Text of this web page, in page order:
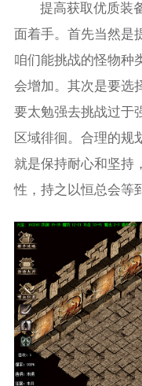
提高获取优质装
面着手。首先当然是
咱们能挑战的怪物种
会增加。其次是要选
要太勉强去挑战过于
区域徘徊。合理的规
就是保持耐心和坚持
性，持之以恒总会等